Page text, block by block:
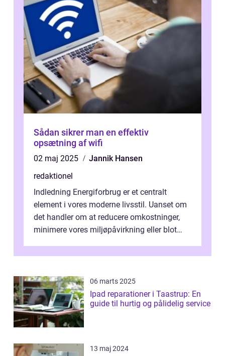
Sådan sikrer man en effektiv
opsætning af wifi
02 maj 2025
Jannik Hansen
redaktionel
Indledning Energiforbrug er et centralt
element i vores moderne livsstil. Uanset om
det handler om at reducere omkostninger,
minimere vores miljøpåvirkning eller blot
06 marts 2025
Ipad reparationer i Taastrup: En
guide til hurtig og pålidelig service
13 maj 2024